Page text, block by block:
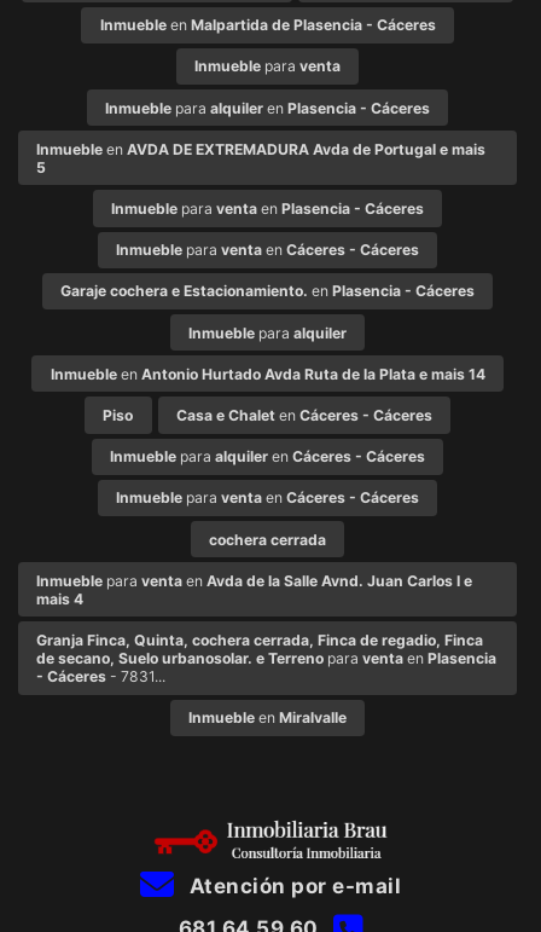
Inmuebleen Malpartida de Plasencia - Cáceres
Inmueble para venta
Inmueble para alquiler en Plasencia - Cáceres
Inmueble enAVDA DE EXTREMADURA Avda de Portugal e mais
5
Inmueble para venta en Plasencia - Cáceres
Inmueble para venta en Cáceres - Cáceres
Garaje cochera e Estacionamiento. en Plasencia - Cáceres
Inmueble para alquiler
Inmuebleen Antonio Hurtado Avda Ruta de la Plata e mais 14
Piso Casa e Chaleten Cáceres - Cáceres
Inmueble para alquiler en Cáceres - Cáceres
Inmueble para venta en Cáceres - Cáceres
cochera cerrada
Inmueble paraventa enAvda de la Salle Avnd. Juan Carlos I e
mais 4
Granja Finca, Quinta, cochera cerrada, Finca de regadio, Finca
de secano, Suelo urbanosolar. e Terreno paraventa enPlasencia
- Cáceres - 7831...
Inmueble en Miralvalle
Atención por e-mail